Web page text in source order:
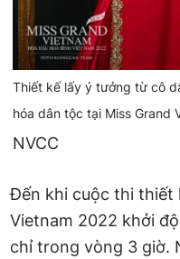
Thiết kế lấy ý tưởng từ cô
hóa dân tộc tại Miss Grand
NVCC
Đến khi cuộc thi thiết
Vietnam 2022 khởi
chỉ trong vòng 3 giờ.